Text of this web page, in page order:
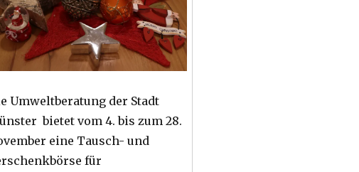
Umweltberatung der Stadt
bietet vom 4. bis zum 28.
eine Tausch- und
für